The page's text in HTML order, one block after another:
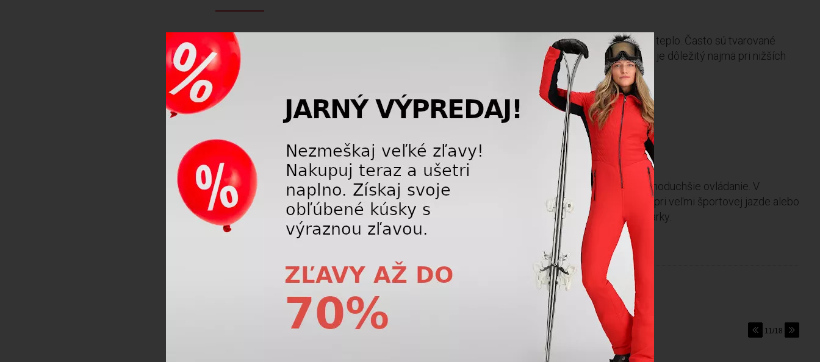
Vnútorné topánky v dámskych lyžiarkach bývajú mäkšie a viac zateplené, aby lepšie udržiavali teplo. Často sú tvarované
špecificky pre ženské chodidlo a poskytujú vyšší komfort bez straty stability. Tepelný komfort je dôležitý najmä pri nižších
teplotách a dlhšom pobyte na svahu.
Kedy zvoliť dámske alebo pánske lyžiarky
Dámske lyžiarky sú vhodnou voľbou pre väčšinu žien, ktoré hľadajú komfort, správny tvar a jednoduchšie ovládanie. V
niektorých prípadoch však môže žene lepšie vyhovovať pánsky alebo unisex model, napríklad pri veľmi športovej jazde alebo
atypickom tvare nohy. Rozhodujúce je vždy individuálne vyskúšanie a správne nastavenie lyžiarky.
Všetky články v tejto kategórii 11/18